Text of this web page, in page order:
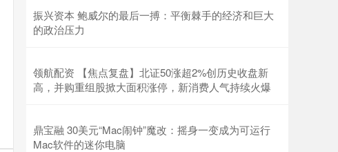
振兴资本 鲍威尔的最后一搏：平衡棘手的经济和巨大
的政治压力
领航配资 【焦点复盘】北证50涨超2%创历史收盘新
高，并购重组股掀大面积涨停，新消费人气持续火爆
鼎宝融 30美元“Mac闹钟”魔改：摇身一变成为可运行
Mac软件的迷你电脑